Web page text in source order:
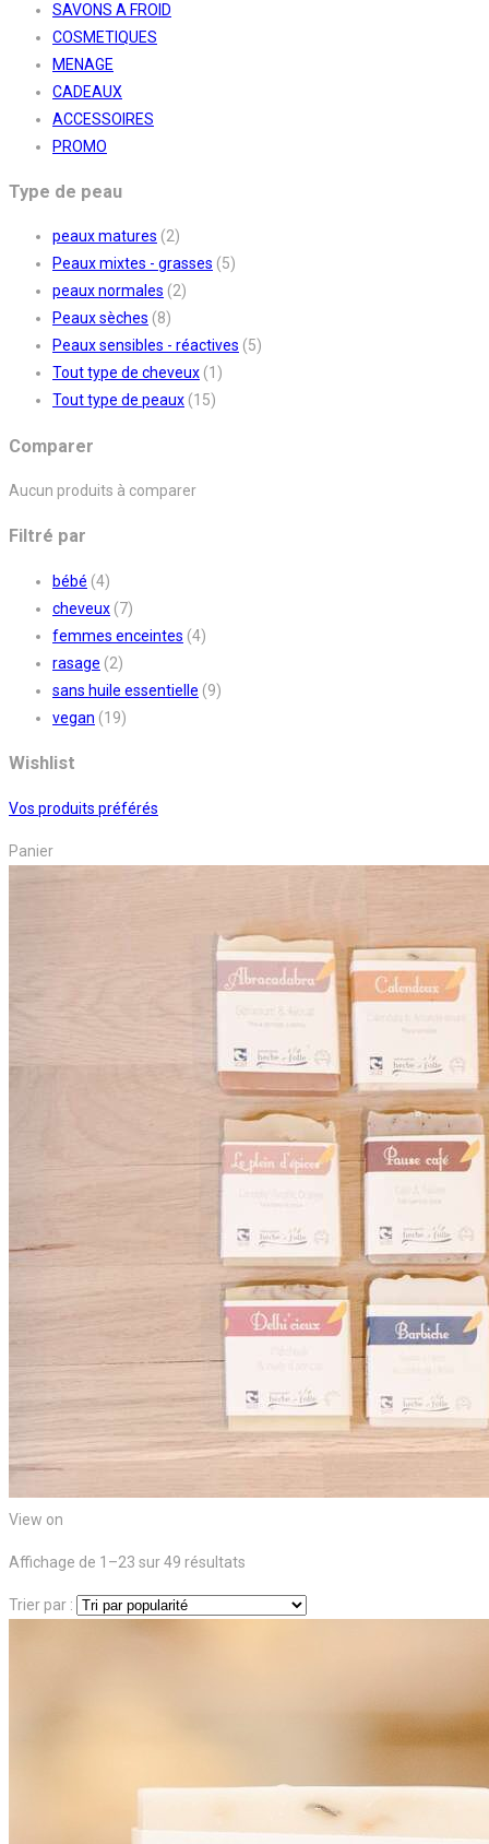
SAVONS A FROID
COSMETIQUES
MENAGE
CADEAUX
ACCESSOIRES
PROMO
Type de peau
peaux matures (2)
Peaux mixtes - grasses (5)
peaux normales (2)
Peaux sèches (8)
Peaux sensibles - réactives (5)
Tout type de cheveux (1)
Tout type de peaux (15)
Comparer
Aucun produits à comparer
Filtré par
bébé (4)
cheveux (7)
femmes enceintes (4)
rasage (2)
sans huile essentielle (9)
vegan (19)
Wishlist
Vos produits préférés
Panier
View on
Affichage de 1–23 sur 49 résultats
popularité
Trier par :